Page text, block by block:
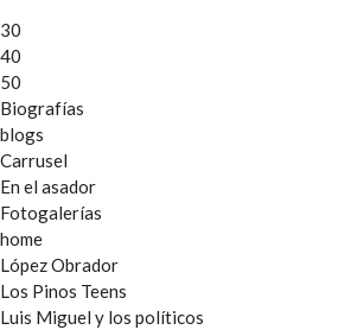
30
40
50
Biografías
blogs
Carrusel
En el asador
Fotogalerías
home
López Obrador
Los Pinos Teens
Luis Miguel y los políticos